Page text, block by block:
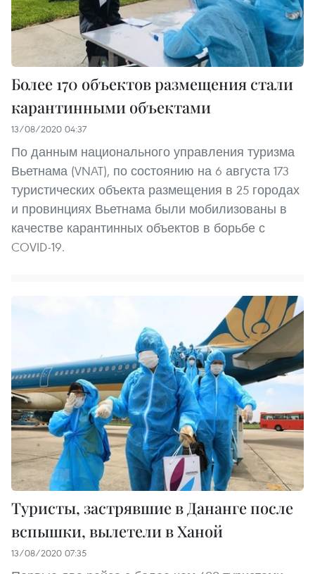
Более 170 объектов размещения стали
карантинными объектами
13/08/2020 04:37
По данным национального управления туризма
Вьетнама (VNAT), по состоянию на 6 августа 173
туристических объекта размещения в 25 городах
и провинциях Вьетнама были мобилизованы в
качестве карантинных объектов в борьбе с
COVID-19.
Туристы, застрявшие в Дананге после
вспышки, вылетели в Ханой
13/08/2020 07:35